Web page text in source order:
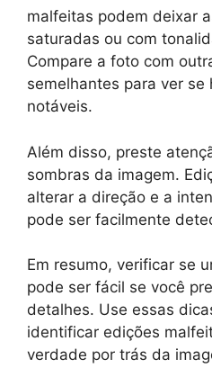
malfeitas podem deixar
saturadas ou com
Compare a foto com
semelhantes para ver se
notáveis.
Além disso, preste
sombras da imagem.
alterar a direção e a
pode ser facilmente
Em resumo, verificar se
pode ser fácil se você
detalhes. Use essas
identificar edições
verdade por trás da